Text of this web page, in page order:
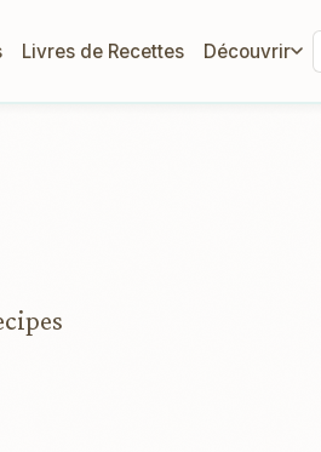
Livres de Recettes Découvrir